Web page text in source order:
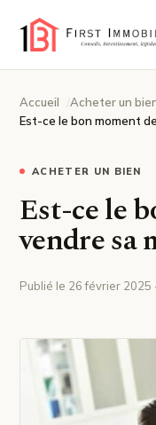
Accueil
Acheter un
Est-ce le bon moment
ACHETER UN BIEN
Est-ce le
vendre sa
Publié le 26 février 2025